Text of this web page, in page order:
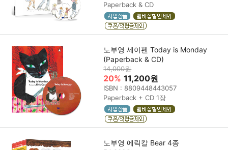
Paperback & CD
노부영 세이펜 Today is Monday
(Paperback & CD)
14,000원
20% 11,200원
ISBN : 8809448443057
Paperback + CD 1장
노부영 에릭칼 Bear 4종